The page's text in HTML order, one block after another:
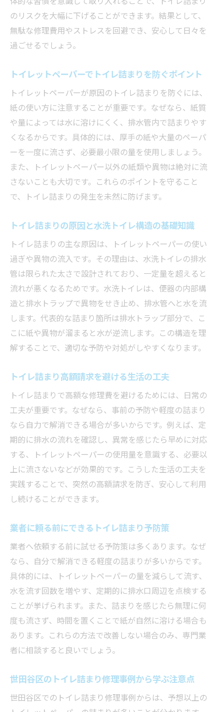
トイレ詰まり修理が必要になる前の注意点
トイレットペーパー詰まりで高額請求を防
ぐ方法
す
身近な道具でトイレ詰まりを解消する方法
トイレ詰まりに使える家庭の道具と使い方
スッポンなしでトイレットペーパー詰まり
重曹やぬるま湯でトイレ詰まりを安全に対
処
トイレ詰まり修理を自分で行う際の注意点
の実践例
トイレ詰まり 高い費用を避ける自助努力
費用を抑えてトイレ詰まりに対処するコツ
トイレ詰まり修理費用を抑えるための選択
肢
トイレットペーパー詰まり時のコストダウ
ン対策
トイレ詰まり業者安いサービスの見極め方
費用負担を減らすトイレ詰まりの事前対策
世田谷区でトイレ詰まり業者を選ぶ際の注
意点
トイレ詰まりの放置が招くリスクとは
トイレ詰まりを放置した場合の被害と影響
トイレットペーパー詰まりで長時間放置の
危険性
トイレ詰まり修理が遅れることで増える費
用
トイレ詰まり業者に早めに相談するメリッ
ト
トイレ詰まりのリスクを減らす日常の心掛
け
プロに頼る前にできるトイレ詰まり解決法
トイレ詰まり時に自分で試せる解消法のポ
イント
トイレットペーパー詰まりの簡単な対処手
スッポンなしでできるトイレ詰まり対応法
トイレ詰まり修理前に確認すべき注意事項
のリスクを大幅に下げることができます。結果として、
無駄な修理費用やストレスを回避でき、安心して日々を
過ごせるでしょう。
トイレットペーパーでトイレ詰まりを防ぐポイント
トイレットペーパーが原因のトイレ詰まりを防ぐには、
紙の使い方に注意することが重要です。なぜなら、紙質
や量によっては水に溶けにくく、排水管内で詰まりやす
くなるからです。具体的には、厚手の紙や大量のペーパ
ーを一度に流さず、必要最小限の量を使用しましょう。
また、トイレットペーパー以外の紙類や異物は絶対に流
さないことも大切です。これらのポイントを守ること
で、トイレ詰まりの発生を未然に防げます。
トイレ詰まりの原因と水洗トイレ構造の基礎知識
トイレ詰まりの主な原因は、トイレットペーパーの使い
過ぎや異物の流入です。その理由は、水洗トイレの排水
管は限られた太さで設計されており、一定量を超えると
流れが悪くなるためです。水洗トイレは、便器の内部構
造と排水トラップで異物をせき止め、排水管へと水を流
します。代表的な詰まり箇所は排水トラップ部分で、こ
こに紙や異物が溜まると水が逆流します。この構造を理
解することで、適切な予防や対処がしやすくなります。
トイレ詰まり高額請求を避ける生活の工夫
トイレ詰まりで高額な修理費を避けるためには、日常の
工夫が重要です。なぜなら、事前の予防や軽度の詰まり
なら自力で解消できる場合が多いからです。例えば、定
期的に排水の流れを確認し、異常を感じたら早めに対応
する、トイレットペーパーの使用量を意識する、必要以
上に流さないなどが効果的です。こうした生活の工夫を
実践することで、突然の高額請求を防ぎ、安心して利用
し続けることができます。
業者に頼る前にできるトイレ詰まり予防策
業者へ依頼する前に試せる予防策は多くあります。なぜ
なら、自分で解消できる軽度の詰まりが多いからです。
具体的には、トイレットペーパーの量を減らして流す、
水を流す回数を増やす、定期的に排水口周辺を点検する
ことが挙げられます。また、詰まりを感じたら無理に何
度も流さず、時間を置くことで紙が自然に溶ける場合も
あります。これらの方法で改善しない場合のみ、専門業
者に相談すると良いでしょう。
世田谷区のトイレ詰まり修理事例から学ぶ注意点
世田谷区でのトイレ詰まり修理事例からは、予想以上の